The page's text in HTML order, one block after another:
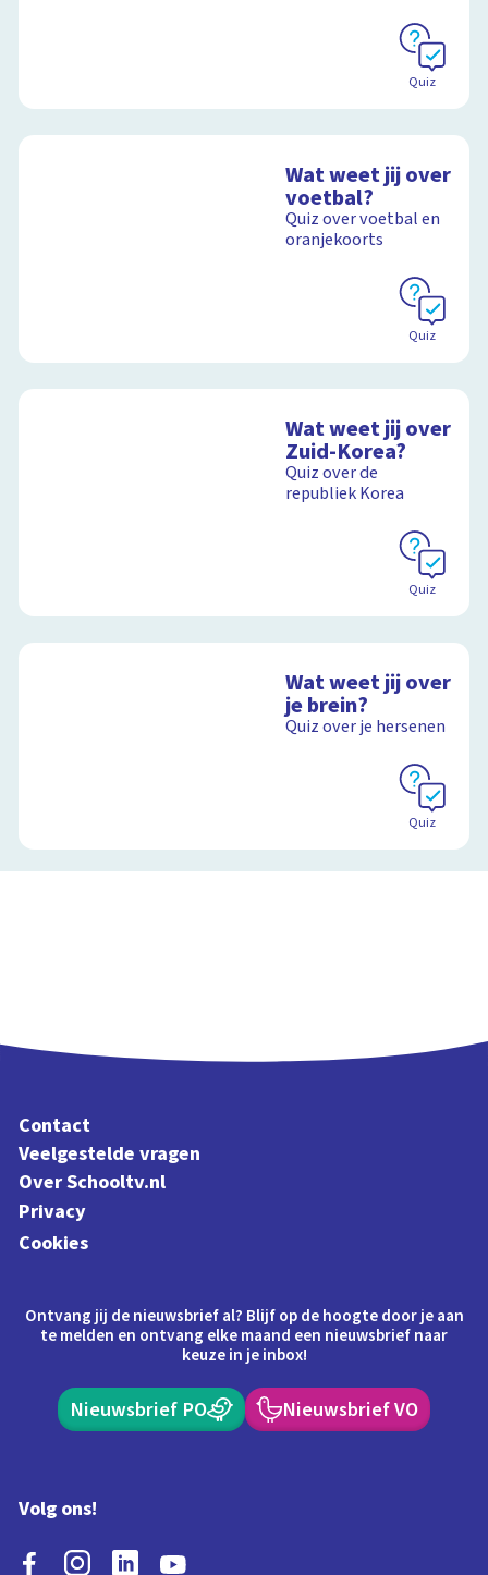
Quiz
Wat weet jij over
voetbal?
Quiz over voetbal en
oranjekoorts
Quiz
Wat weet jij over
Zuid-Korea?
Quiz over de
republiek Korea
Quiz
Wat weet jij over
je brein?
Quiz over je hersenen
Quiz
Contact
Veelgestelde vragen
Over Schooltv.nl
Privacy
Cookies
Ontvang jij de nieuwsbrief al? Blijf op de hoogte door je aan
te melden en ontvang elke maand een nieuwsbrief naar
keuze in je inbox!
Nieuwsbrief PO Nieuwsbrief VO
Volg ons!